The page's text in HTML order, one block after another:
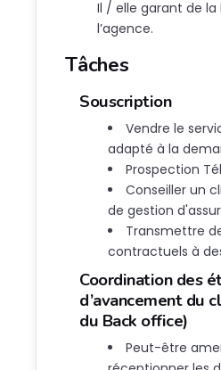
Il / elle garant de
l’agence.
Tâches
Souscription
Vendre le
adapté à la
Prospection
Conseiller un
de gestion
Transmettre
contractuels à
Coordination des
d’avancement du
du Back office)
Peut-être